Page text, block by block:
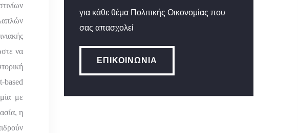
να
-based
με
η
για κάθε θέμα Πολιτικής Οικονομίας που
σας απασχολεί
ΕΠΙΚΟΙΝΩΝΊΑ